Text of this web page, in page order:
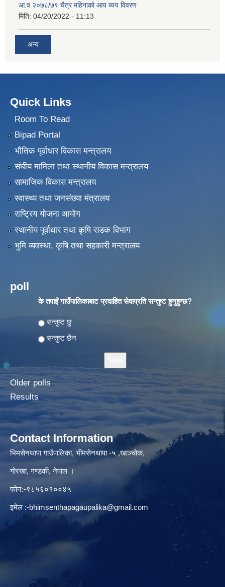
आ.व २०७८/७९ चैत्र महिनाको आय ब्यय विवरण
मिति: 04/20/2022 - 11:13
अन्य
Quick Links
Room To Read
Bipad Portal
भौतिक पूर्वाधार विकास मन्त्रालय
संघीय मामिला तथा स्थानीय विकास मन्त्रालय
सामाजिक विकास मन्त्रालय
स्वास्थ्य तथा जनसंख्या मंत्रालय
राष्ट्रिय योजना आयोग
स्थानीय पूर्वाधार तथा कृषि सडक विभाग
भुमि व्यवस्था, कृषि तथा सहकारी मन्त्रालय
poll
के तपाईं गाउँपालिकाबाट प्रवाहित सेवाप्रति सन्तुष्ट हुनुहुन्छ?
Choices
सन्तुष्ट छु
सन्तुष्ट छैन
Older polls
Results
Contact Information
भिमसेनथापा गाउँपालिका, भीमसेनथापा -५ ,खाञ्चोक,
गोरखा, गण्डकी, नेपाल ।
फोन:-९८५६०१००४५
इमेल :-bhimsenthapagaupalika@gmail.com